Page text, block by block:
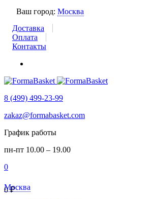
Ваш город: Москва
Доставка
Оплата
Контакты
8 (499) 499-23-99
zakaz@formabasket.com
График работы
пн-пт 10.00 – 19.00
0
0₽
Москва